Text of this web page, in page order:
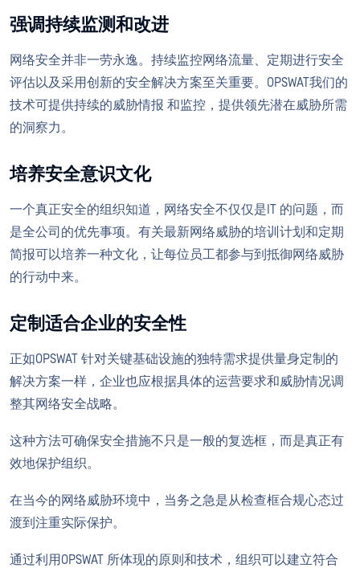
强调持续监测和改进
网络安全并非一劳永逸。持续监控网络流量、定期进行安全
评估以及采用创新的安全解决方案至关重要。OPSWAT我们的
技术可提供持续的威胁情报 和监控，提供领先潜在威胁所需
的洞察力。
培养安全意识文化
一个真正安全的组织知道，网络安全不仅仅是IT 的问题，而
是全公司的优先事项。有关最新网络威胁的培训计划和定期
简报可以培养一种文化，让每位员工都参与到抵御网络威胁
的行动中来。
定制适合企业的安全性
正如OPSWAT 针对关键基础设施的独特需求提供量身定制的
解决方案一样，企业也应根据具体的运营要求和威胁情况调
整其网络安全战略。
这种方法可确保安全措施不只是一般的复选框，而是真正有
效地保护组织。
在当今的网络威胁环境中，当务之急是从检查框合规心态过
渡到注重实际保护。
通过利用OPSWAT 所体现的原则和技术，组织可以建立符合